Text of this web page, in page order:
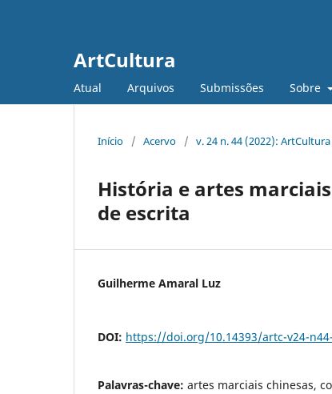
ArtCultura
Atual Arquivos Submissões Sobre
Início / Acervo / v. 24 n. 44 (2022): ArtCultura
História e artes
de escrita
Guilherme Amaral Luz
DOI: https://doi.org/10.14393/artc-v24-
Palavras-chave: artes marciais chinesas,